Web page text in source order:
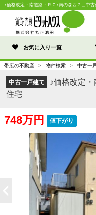
お気に入り一覧
帯広の不動産 > 物件検索 > 中古一
中古一戸建て
♪価格改定
住宅
748万円 値下がり